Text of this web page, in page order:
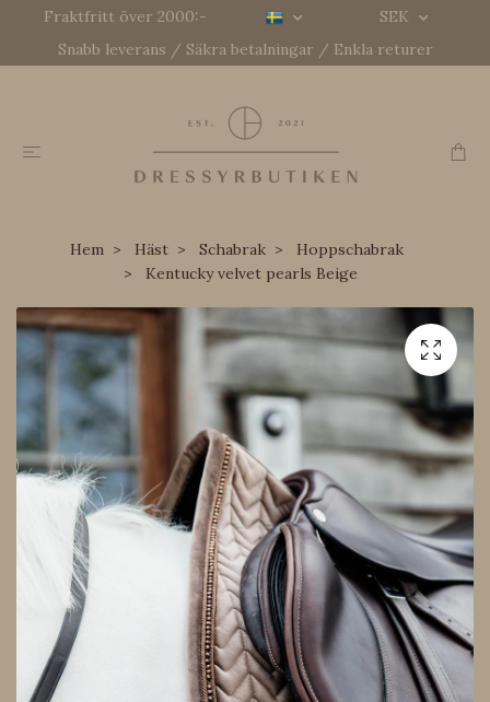
Fraktfritt över 2000:-
SEK
Snabb leverans / Säkra betalningar / Enkla returer
Hem Häst Schabrak
Hoppschabrak
Kentucky velvet pearls Beige